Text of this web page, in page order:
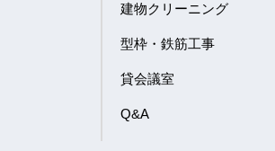
建物クリーニング
型枠・鉄筋工事
貸会議室
Q&A